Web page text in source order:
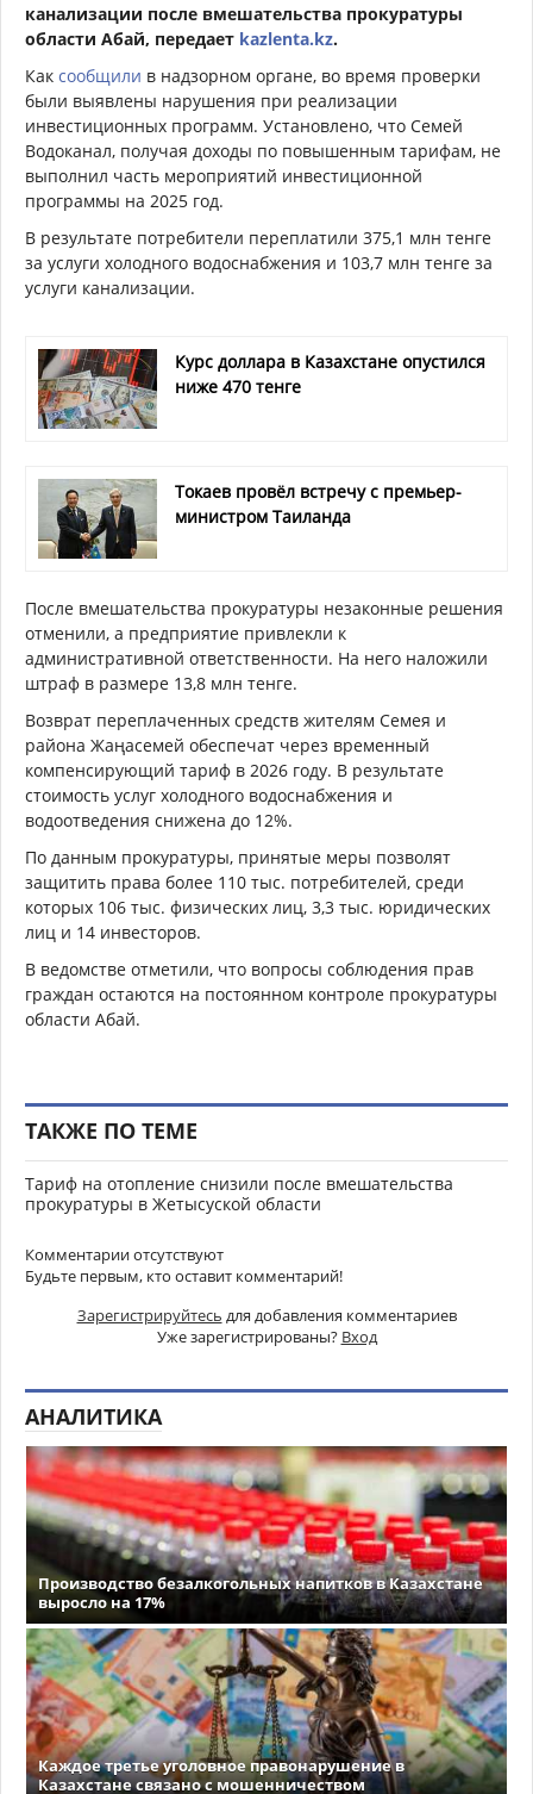
канализации после вмешательства прокуратуры
области Абай, передает kazlenta.kz.
Как сообщили в надзорном органе, во время проверки
были выявлены нарушения при реализации
инвестиционных программ. Установлено, что Семей
Водоканал, получая доходы по повышенным тарифам, не
выполнил часть мероприятий инвестиционной
программы на 2025 год.
В результате потребители переплатили 375,1 млн тенге
за услуги холодного водоснабжения и 103,7 млн тенге за
услуги канализации.
Курс доллара в Казахстане опустился
ниже 470 тенге
Токаев провёл встречу с премьер-
министром Таиланда
После вмешательства прокуратуры незаконные решения
отменили, а предприятие привлекли к
административной ответственности. На него наложили
штраф в размере 13,8 млн тенге.
Возврат переплаченных средств жителям Семея и
района Жаңасемей обеспечат через временный
компенсирующий тариф в 2026 году. В результате
стоимость услуг холодного водоснабжения и
водоотведения снижена до 12%.
По данным прокуратуры, принятые меры позволят
защитить права более 110 тыс. потребителей, среди
которых 106 тыс. физических лиц, 3,3 тыс. юридических
лиц и 14 инвесторов.
В ведомстве отметили, что вопросы соблюдения прав
граждан остаются на постоянном контроле прокуратуры
области Абай.
ТАКЖЕ ПО ТЕМЕ
Тариф на отопление снизили после вмешательства
прокуратуры в Жетысуской области
Комментарии отсутствуют
Будьте первым, кто оставит комментарий!
Зарегистрируйтесь для добавления комментариев
Уже зарегистрированы? Вход
АНАЛИТИКА
Производство безалкогольных напитков в Казахстане
выросло на 17%
Каждое третье уголовное правонарушение в
Казахстане связано с мошенничеством